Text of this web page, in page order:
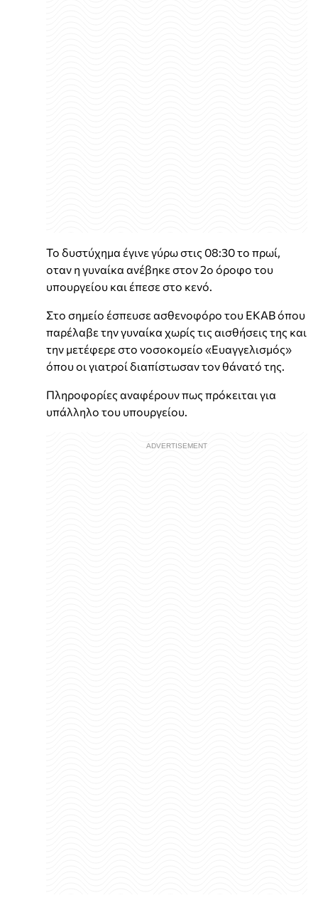
Το δυστύχημα έγινε γύρω στις 08:30 το πρωί,
οταν η γυναίκα ανέβηκε στον 2ο όροφο του
υπουργείου και έπεσε στο κενό.
Στο σημείο έσπευσε ασθενοφόρο του ΕΚΑΒ όπου
παρέλαβε την γυναίκα χωρίς τις αισθήσεις της και
την μετέφερε στο νοσοκομείο «Ευαγγελισμός»
όπου οι γιατροί διαπίστωσαν τον θάνατό της.
Πληροφορίες αναφέρουν πως πρόκειται για
υπάλληλο του υπουργείου.